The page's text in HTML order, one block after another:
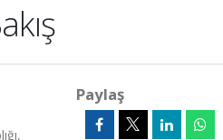
Paylaş